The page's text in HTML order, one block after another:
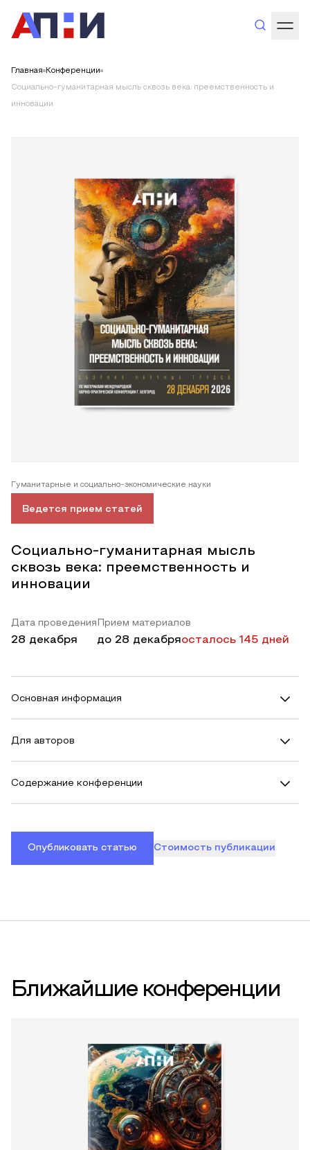
Главная Конференции
Социально-гуманитарная мысль сквозь века: преемственность и
инновации
Гуманитарные и социально-экономические науки
Ведется прием статей
Социально-гуманитарная мысль
сквозь века: преемственность и
инновации
Дата проведения
28 декабря
Прием материалов
до 28 декабряосталось 145 дней
Основная информация
Для авторов
Содержание конференции
Опубликовать статью Стоимость публикации
Ближайшие конференции